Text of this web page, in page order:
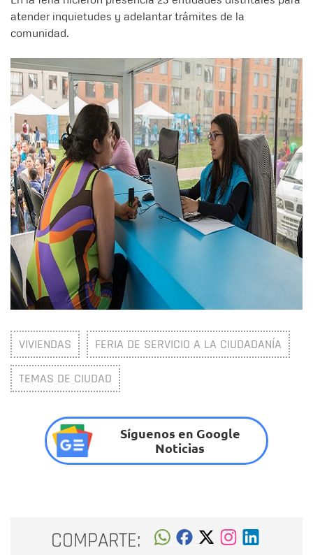
atender inquietudes y adelantar trámites de la
comunidad.
VIVIENDAS FERIA DE SERVICIO A LA CIUDADANÍA
TEMAS DE CIUDAD
Síguenos en Google
Noticias
COMPARTE: